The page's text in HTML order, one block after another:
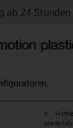
ab 24 Stunden
igus-
Home